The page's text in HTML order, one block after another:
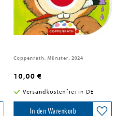
Kullernasen-Osterhasen
Coppenrath, Münster, 2024
10,00 €
Versandkostenfrei in DE
In den Warenkorb